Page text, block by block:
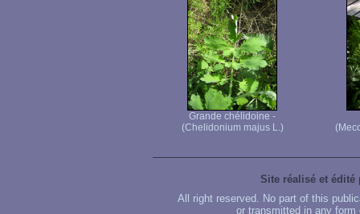
Grande chélidoine -
(Chelidonium majus L.)
Site réalisé et édité
All right reserved. No part of this
or transmitted in any